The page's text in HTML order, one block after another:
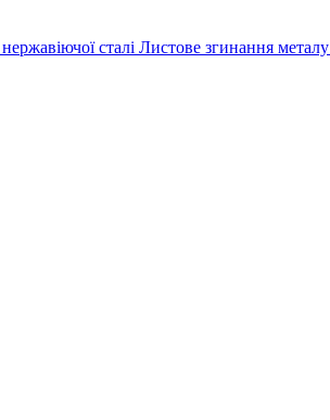
сталі Листове згинання металу